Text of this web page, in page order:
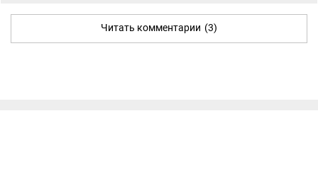
Читать комментарии (3)